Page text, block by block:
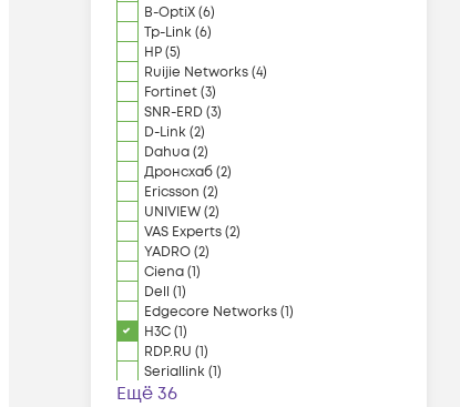
B-OptiX(6)
Tp-Link(6)
HP(5)
Ruijie Networks(4)
Fortinet(3)
SNR-ERD(3)
D-Link(2)
Dahua(2)
Дронсхаб(2)
Ericsson (2)
UNIVIEW(2)
VAS Experts(2)
YADRO(2)
Ciena(1)
Dell (1)
Edgecore Networks(1)
H3C(1)
RDP.RU (1)
Seriallink(1)
Ещё 36